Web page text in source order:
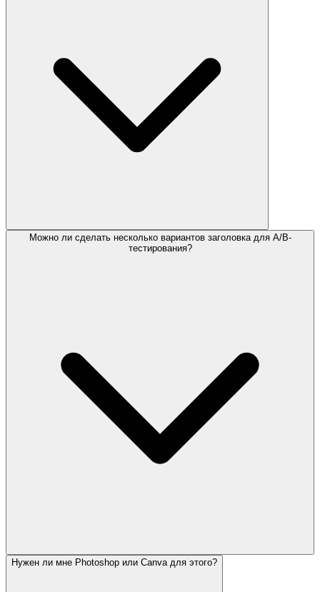
Можно ли сделать несколько вариантов заголовка для A/B-
тестирования?
Нужен ли мне Photoshop или Canva для этого?